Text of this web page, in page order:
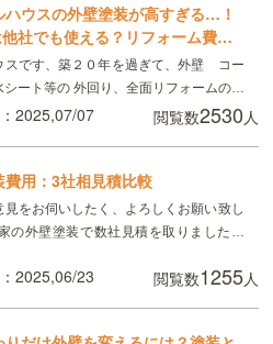
ハウスの外壁塗装が高すぎる…！
社でも使える？リフォーム費用
？
スです、築２０年を過ぎて、外壁 コー
ート等の 外回り、全面リフォームの時
ヘーベルハウスで、見積もりしてもらっ
2025,07/07 閲覧数2530人
費用：3社相見積比較
見をお伺いしたく、よろしくお願い致し
の外壁塗装で数社見積を取りました。
。 A下塗り：無機有機ハイブリッドEP
2025,06/23 閲覧数1255人